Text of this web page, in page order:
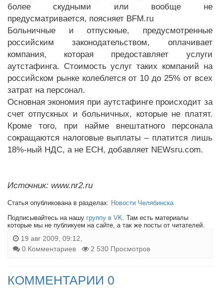
более скудными или вообще не
предусматривается, поясняет BFM.ru
Больничные и отпускные, предусмотренные
российским законодательством, оплачивает
компания, которая предоставляет услуги
аутстафинга. Стоимость услуг таких компаний на
российском рынке колеблется от 10 до 25% от всех
затрат на персонал.
Основная экономия при аутстафинге происходит за
счет отпускных и больничных, которые не платят.
Кроме того, при найме внештатного персонала
сокращаются налоговые выплаты – платится лишь
18%-ный НДС, а не ЕСН, добавляет NEWsru.com.
Источник: www.nr2.ru
Статья опубликована в разделах: Новости Челябинска
Подписывайтесь на нашу группу в VK. Там есть материалы
которые мы не публикуем на сайте, а так же посты от читателей.
19 авг 2009, 09:12,
0 Комментариев
2 530 Просмотров
КОММЕНТАРИИ 0